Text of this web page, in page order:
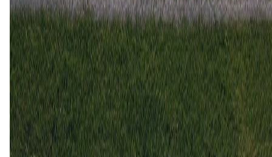
Sogndal
2 aug2026
Lyn
Sogndal
11 apr 2026
Sogndal
Lyn
0